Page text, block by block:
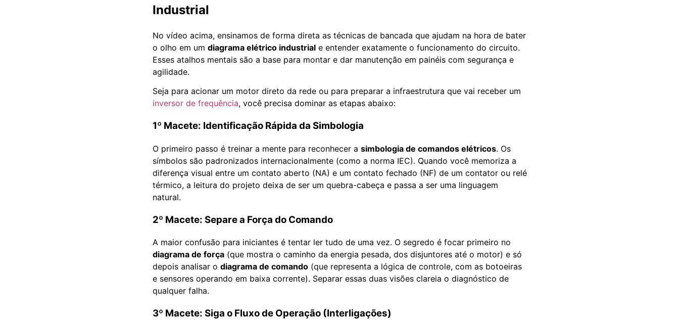
Industrial
No vídeo acima, ensinamos de forma direta as técnicas de bancada que ajudam na hora de bater
o olho em umdiagrama elétrico industrial e entender exatamente o funcionamento do circuito.
Esses atalhos mentais são a base para montar e dar manutenção em painéis com segurança e
agilidade.
Seja para acionar um motor direto da rede ou para preparar a infraestrutura que vai receber um
inversor de frequência, você precisa dominar as etapas abaixo:
1º Macete: Identificação Rápida da Simbologia
O primeiro passo é treinar a mente para reconhecer asimbologia de comandos elétricos. Os
símbolos são padronizados internacionalmente (como a norma IEC). Quando você memoriza a
diferença visual entre um contato aberto (NA) e um contato fechado (NF) de um contator ou relé
térmico, a leitura do projeto deixa de ser um quebra-cabeça e passa a ser uma linguagem
natural.
2º Macete: Separe a Força do Comando
A maior confusão para iniciantes é tentar ler tudo de uma vez. O segredo é focar primeiro no
diagrama de força (que mostra o caminho da energia pesada, dos disjuntores até o motor) e só
depois analisar odiagrama de comando (que representa a lógica de controle, com as botoeiras
e sensores operando em baixa corrente). Separar essas duas visões clareia o diagnóstico de
qualquer falha.
3º Macete: Siga o Fluxo de Operação (Interligações)